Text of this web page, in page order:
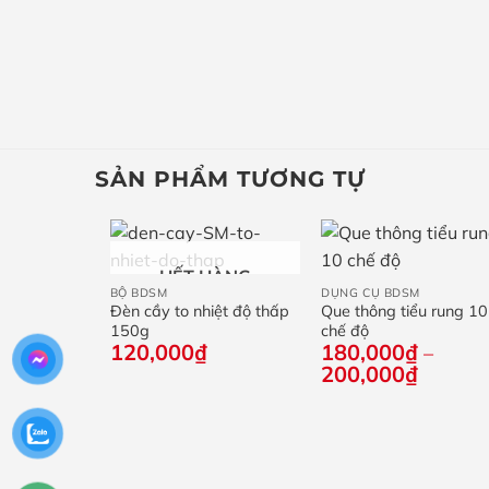
SẢN PHẨM TƯƠNG TỰ
HẾT HÀNG
BỘ BDSM
Đèn cầy to nhiệt độ thấp
150g
120,000₫
DỤNG CỤ BDSM
Que thông tiểu rung 10
chế độ
180,000₫ –
200,000₫Khoảng